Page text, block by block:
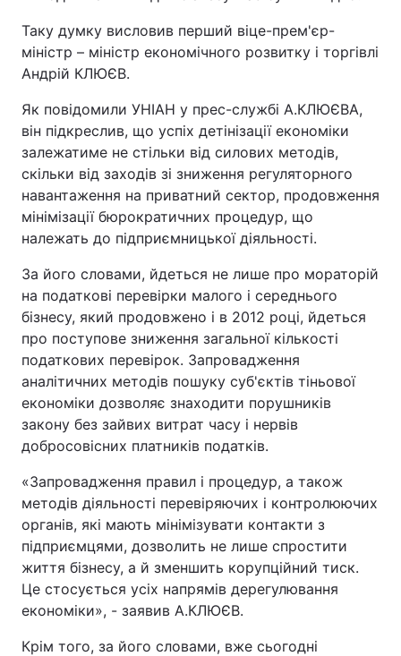
Таку думку висловив перший віце-прем'єр-
міністр – міністр економічного розвитку і торгівлі
Андрій КЛЮЄВ.
Як повідомили УНІАН у прес-службі А.КЛЮЄВА,
він підкреслив, що успіх детінізації економіки
залежатиме не стільки від силових методів,
скільки від заходів зі зниження регуляторного
навантаження на приватний сектор, продовження
мінімізації бюрократичних процедур, що
належать до підприємницької діяльності.
За його словами, йдеться не лише про мораторій
на податкові перевірки малого і середнього
бізнесу, який продовжено і в 2012 році, йдеться
про поступове зниження загальної кількості
податкових перевірок. Запровадження
аналітичних методів пошуку суб'єктів тіньової
економіки дозволяє знаходити порушників
закону без зайвих витрат часу і нервів
добросовісних платників податків.
«Запровадження правил і процедур, а також
методів діяльності перевіряючих і контролюючих
органів, які мають мінімізувати контакти з
підприємцями, дозволить не лише спростити
життя бізнесу, а й зменшить корупційний тиск.
Це стосується усіх напрямів дерегулювання
економіки», - заявив А.КЛЮЄВ.
Крім того, за його словами, вже сьогодні